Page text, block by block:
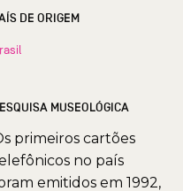
DE ORIGEM
MUSEOLÓGICA
primeiros cartões
no país
emitidos em 1992,